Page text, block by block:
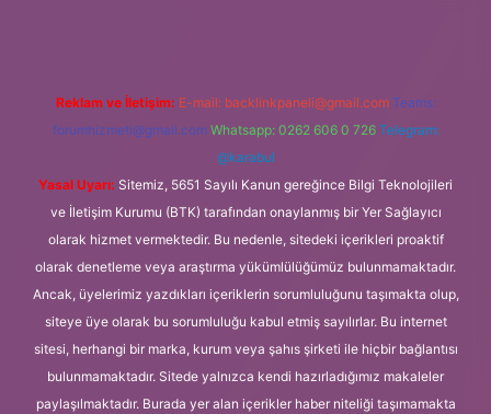
Reklam ve İletişim: E-mail: backlinkpaneli@gmail.com Teams:
forumhizmeti@gmail.com Whatsapp: 0262 606 0 726 Telegram:
@karabul
Yasal Uyarı: Sitemiz, 5651 Sayılı Kanun gereğince Bilgi Teknolojileri
ve İletişim Kurumu (BTK) tarafından onaylanmış bir Yer Sağlayıcı
olarak hizmet vermektedir. Bu nedenle, sitedeki içerikleri proaktif
olarak denetleme veya araştırma yükümlülüğümüz bulunmamaktadır.
Ancak, üyelerimiz yazdıkları içeriklerin sorumluluğunu taşımakta olup,
siteye üye olarak bu sorumluluğu kabul etmiş sayılırlar. Bu internet
sitesi, herhangi bir marka, kurum veya şahıs şirketi ile hiçbir bağlantısı
bulunmamaktadır. Sitede yalnızca kendi hazırladığımız makaleler
paylaşılmaktadır. Burada yer alan içerikler haber niteliği taşımamakta